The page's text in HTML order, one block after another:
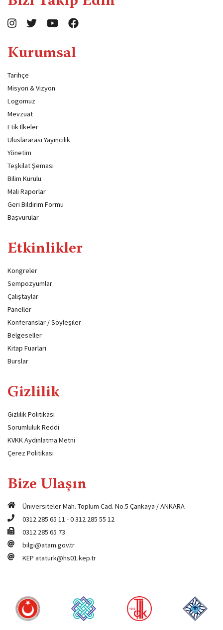
Kurumsal
Tarihçe
Misyon & Vizyon
Logomuz
Mevzuat
Etik İlkeler
Uluslararası Yayıncılık
Yönetim
Teşkilat Şeması
Bilim Kurulu
Mali Raporlar
Geri Bildirim Formu
Başvurular
Etkinlikler
Kongreler
Sempozyumlar
Çalıştaylar
Paneller
Konferanslar / Söyleşiler
Belgeseller
Kitap Fuarları
Burslar
Gizlilik
Gizlilik Politikası
Sorumluluk Reddi
KVKK Aydınlatma Metni
Çerez Politikası
Bize Ulaşın
Üniversiteler Mah. Toplum Cad. No.5 Çankaya / ANKARA
0312 285 65 11 -0 312 285 55 12
0312 285 65 73
bilgi@atam.gov.tr
KEP ataturk@hs01.kep.tr